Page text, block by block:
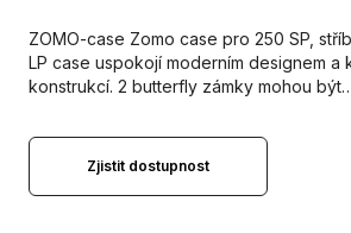
ZOMO-case Zomo case pro 250 SP,
LP case uspokojí moderním designem a
konstrukcí. 2 butterfly zámky mohou
Zjistit dostupnost